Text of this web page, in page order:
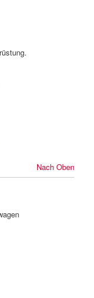
Nach Oben